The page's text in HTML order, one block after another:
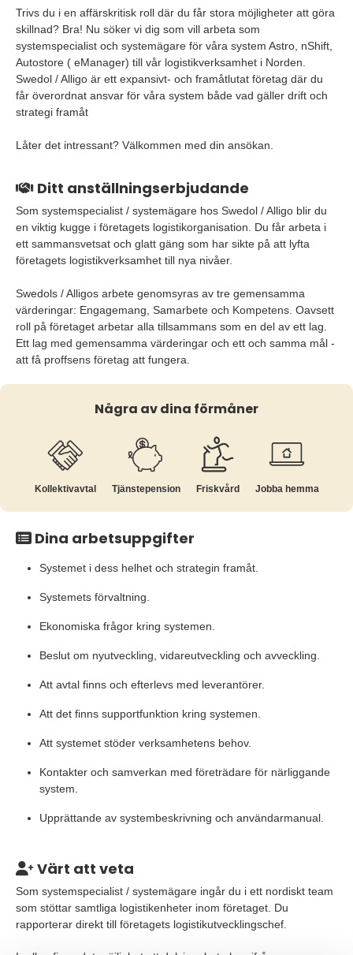
Trivs du i en affärskritisk roll där du får stora möjligheter att göra
skillnad? Bra! Nu söker vi dig som vill arbeta som
systemspecialist och systemägare för våra system Astro, nShift,
Autostore ( eManager) till vår logistikverksamhet i Norden.
Swedol / Alligo är ett expansivt- och framåtlutat företag där du
får överordnat ansvar för våra system både vad gäller drift och
strategi framåt
Låter det intressant? Välkommen med din ansökan.
Ditt anställningserbjudande
Som systemspecialist / systemägare hos Swedol / Alligo blir du
en viktig kugge i företagets logistikorganisation. Du får arbeta i
ett sammansvetsat och glatt gäng som har sikte på att lyfta
företagets logistikverksamhet till nya nivåer.
Swedols / Alligos arbete genomsyras av tre gemensamma
värderingar: Engagemang, Samarbete och Kompetens. Oavsett
roll på företaget arbetar alla tillsammans som en del av ett lag.
Ett lag med gemensamma värderingar och ett och samma mål -
att få proffsens företag att fungera.
Några av dina förmåner
Kollektiv­avtal Tjänste­pension Friskvård Jobba hemma
Dina arbetsuppgifter
Systemet i dess helhet och strategin framåt.
Systemets förvaltning.
Ekonomiska frågor kring systemen.
Beslut om nyutveckling, vidareutveckling och avveckling.
Att avtal finns och efterlevs med leverantörer.
Att det finns supportfunktion kring systemen.
Att systemet stöder verksamhetens behov.
Kontakter och samverkan med företrädare för närliggande
system.
Upprättande av systembeskrivning och användarmanual.
Värt att veta
Som systemspecialist / systemägare ingår du i ett nordiskt team
som stöttar samtliga logistikenheter inom företaget. Du
rapporterar direkt till företagets logistikutvecklingschef.